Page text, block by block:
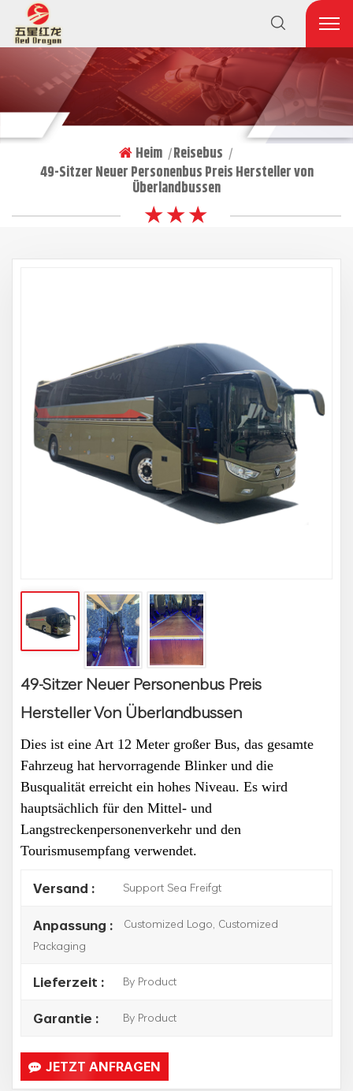
Heim | Reisebus |
49-Sitzer Neuer Personenbus Preis Hersteller von
Überlandbussen
★ ★ ★
49-Sitzer Neuer Personenbus Preis
Hersteller Von Überlandbussen
Dies ist eine Art 12 Meter großer Bus, das gesamte
Fahrzeug hat hervorragende Blinker und die
Busqualität erreicht ein hohes Niveau. Es wird
hauptsächlich für den Mittel- und
Langstreckenpersonenverkehr und den
Tourismusempfang verwendet.
Versand : Support Sea Freifgt
Anpassung :
Customized Logo, Customized
Packaging
Lieferzeit : By Product
Garantie : By Product
JETZT ANFRAGEN